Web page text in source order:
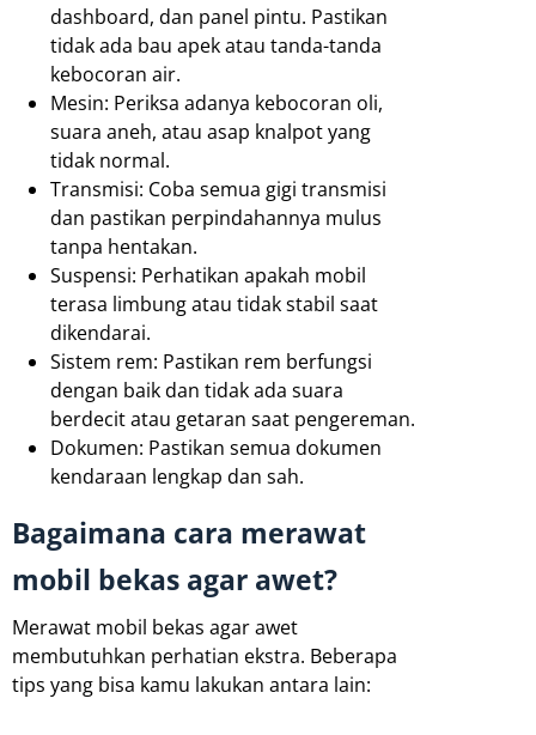
dashboard, dan panel pintu. Pastikan
tidak ada bau apek atau tanda-tanda
kebocoran air.
Mesin: Periksa adanya kebocoran oli,
suara aneh, atau asap knalpot yang
tidak normal.
Transmisi: Coba semua gigi transmisi
dan pastikan perpindahannya mulus
tanpa hentakan.
Suspensi: Perhatikan apakah mobil
terasa limbung atau tidak stabil saat
dikendarai.
Sistem rem: Pastikan rem berfungsi
dengan baik dan tidak ada suara
berdecit atau getaran saat pengereman.
Dokumen: Pastikan semua dokumen
kendaraan lengkap dan sah.
Bagaimana cara merawat
mobil bekas agar awet?
Merawat mobil bekas agar awet
membutuhkan perhatian ekstra. Beberapa
tips yang bisa kamu lakukan antara lain: